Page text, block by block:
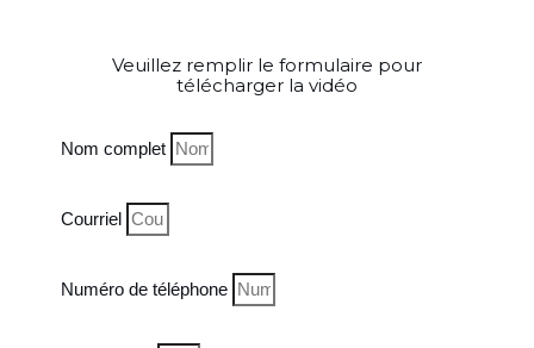
Veuillez remplir le formulaire pour
télécharger la vidéo
Nom complet
Courriel
Numéro de téléphone